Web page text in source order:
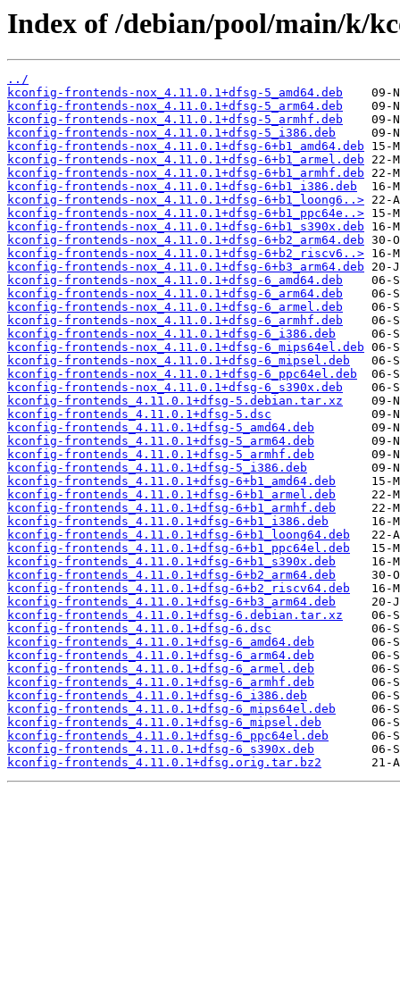
Index of /debian/pool/main/k/
../
kconfig-frontends-nox_4.11.0.1+dfsg-5_amd64.deb
kconfig-frontends-nox_4.11.0.1+dfsg-5_arm64.deb
kconfig-frontends-nox_4.11.0.1+dfsg-5_armhf.deb
kconfig-frontends-nox_4.11.0.1+dfsg-5_i386.deb
kconfig-frontends-nox_4.11.0.1+dfsg-6+b1_amd64.deb
kconfig-frontends-nox_4.11.0.1+dfsg-6+b1_armel.deb
kconfig-frontends-nox_4.11.0.1+dfsg-6+b1_armhf.deb
kconfig-frontends-nox_4.11.0.1+dfsg-6+b1_i386.deb
kconfig-frontends-nox_4.11.0.1+dfsg-6+b1_loong6..>
kconfig-frontends-nox_4.11.0.1+dfsg-6+b1_ppc64e..>
kconfig-frontends-nox_4.11.0.1+dfsg-6+b1_s390x.deb
kconfig-frontends-nox_4.11.0.1+dfsg-6+b2_arm64.deb
kconfig-frontends-nox_4.11.0.1+dfsg-6+b2_riscv6..>
kconfig-frontends-nox_4.11.0.1+dfsg-6+b3_arm64.deb
kconfig-frontends-nox_4.11.0.1+dfsg-6_amd64.deb
kconfig-frontends-nox_4.11.0.1+dfsg-6_arm64.deb
kconfig-frontends-nox_4.11.0.1+dfsg-6_armel.deb
kconfig-frontends-nox_4.11.0.1+dfsg-6_armhf.deb
kconfig-frontends-nox_4.11.0.1+dfsg-6_i386.deb
kconfig-frontends-nox_4.11.0.1+dfsg-6_mips64el.deb
kconfig-frontends-nox_4.11.0.1+dfsg-6_mipsel.deb
kconfig-frontends-nox_4.11.0.1+dfsg-6_ppc64el.deb
kconfig-frontends-nox_4.11.0.1+dfsg-6_s390x.deb
kconfig-frontends_4.11.0.1+dfsg-5.debian.tar.xz
kconfig-frontends_4.11.0.1+dfsg-5.dsc
kconfig-frontends_4.11.0.1+dfsg-5_amd64.deb
kconfig-frontends_4.11.0.1+dfsg-5_arm64.deb
kconfig-frontends_4.11.0.1+dfsg-5_armhf.deb
kconfig-frontends_4.11.0.1+dfsg-5_i386.deb
kconfig-frontends_4.11.0.1+dfsg-6+b1_amd64.deb
kconfig-frontends_4.11.0.1+dfsg-6+b1_armel.deb
kconfig-frontends_4.11.0.1+dfsg-6+b1_armhf.deb
kconfig-frontends_4.11.0.1+dfsg-6+b1_i386.deb
kconfig-frontends_4.11.0.1+dfsg-6+b1_loong64.deb
kconfig-frontends_4.11.0.1+dfsg-6+b1_ppc64el.deb
kconfig-frontends_4.11.0.1+dfsg-6+b1_s390x.deb
kconfig-frontends_4.11.0.1+dfsg-6+b2_arm64.deb
kconfig-frontends_4.11.0.1+dfsg-6+b2_riscv64.deb
kconfig-frontends_4.11.0.1+dfsg-6+b3_arm64.deb
kconfig-frontends_4.11.0.1+dfsg-6.debian.tar.xz
kconfig-frontends_4.11.0.1+dfsg-6.dsc
kconfig-frontends_4.11.0.1+dfsg-6_amd64.deb
kconfig-frontends_4.11.0.1+dfsg-6_arm64.deb
kconfig-frontends_4.11.0.1+dfsg-6_armel.deb
kconfig-frontends_4.11.0.1+dfsg-6_armhf.deb
kconfig-frontends_4.11.0.1+dfsg-6_i386.deb
kconfig-frontends_4.11.0.1+dfsg-6_mips64el.deb
kconfig-frontends_4.11.0.1+dfsg-6_mipsel.deb
kconfig-frontends_4.11.0.1+dfsg-6_ppc64el.deb
kconfig-frontends_4.11.0.1+dfsg-6_s390x.deb
kconfig-frontends_4.11.0.1+dfsg.orig.tar.bz2